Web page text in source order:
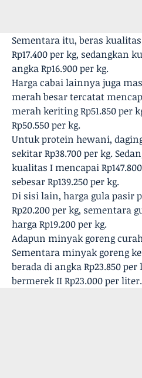
Sementara itu, beras
Rp17.400 per kg, sedangkan
angka Rp16.900 per kg.
Harga cabai lainnya juga
merah besar tercatat
merah keriting Rp51.850 per
Rp50.550 per kg.
Untuk protein hewani,
sekitar Rp38.700 per kg.
kualitas I mencapai
sebesar Rp139.250 per kg.
Di sisi lain, harga gula pasir
Rp20.200 per kg, sementara
harga Rp19.200 per kg.
Adapun minyak goreng
Sementara minyak goreng
berada di angka Rp23.850
bermerek II Rp23.000 per liter.